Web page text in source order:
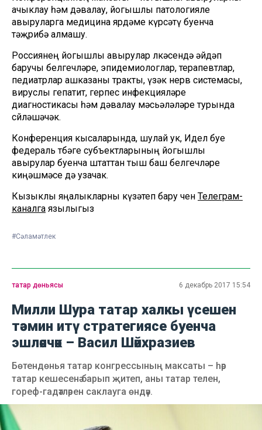
ачыклау һәм дәвалау, йогышлы патологияле
авыруларга медицина ярдәме күрсәтү буенча
тәҗрибә алмашу.
Россиянең йогышлы авырулар өлкәсендә әйдәп
баручы белгечләре, эпидемиологлар, терапевтлар,
педиатрлар ашказаны тракты, үзәк нерв системасы,
вируслы гепатит, герпес инфекцияләре
диагностикасы һәм дәвалау мәсьәләләре турында
сөйләшәчәк.
Конференция кысаларында, шулай ук, Идел буе
федераль төбәге субъектларының йогышлы
авырулар буенча штаттан тыш баш белгечләре
киңәшмәсе дә узачак.
Кызыклы яңалыкларны күзәтеп бару өчен Телеграм-
каналга язылыгыз
#Сәламәтлек
татар дөньясы 6 декабрь 2017 15:54
Милли Шура татар халкы үсешен
тәэмин итү стратегиясе буенча
эшләячәк – Васил Шәйхразиев
Бөтендөнья татар конгрессының максаты – һәр
татар кешесенә барып җитеп, аны татар телен,
гореф-гадәтләрен саклауга өндәү.